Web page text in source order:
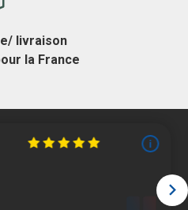
livraison
la France